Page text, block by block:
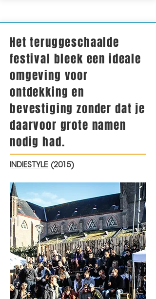
Het teruggeschaalde
festival bleek een ideale
omgeving voor
ontdekking en
bevestiging zonder dat je
daarvoor grote namen
nodig had.
INDIESTYLE (2015)